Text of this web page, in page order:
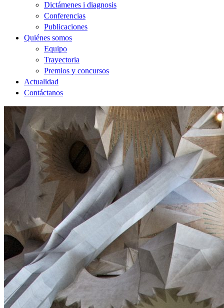
Dictámenes i diagnosis
Conferencias
Publicaciones
Quiénes somos
Equipo
Trayectoria
Premios y concursos
Actualidad
Contáctanos